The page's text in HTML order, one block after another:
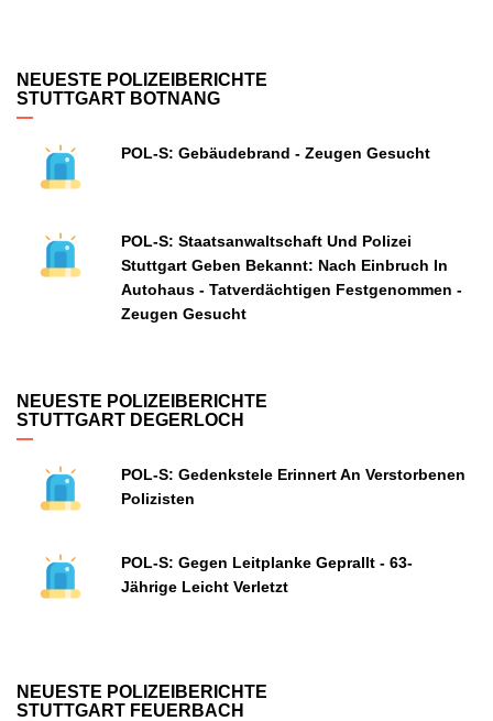
NEUESTE POLIZEIBERICHTE
STUTTGART BOTNANG
POL-S: Gebäudebrand - Zeugen Gesucht
POL-S: Staatsanwaltschaft Und Polizei
Stuttgart Geben Bekannt: Nach Einbruch In
Autohaus - Tatverdächtigen Festgenommen -
Zeugen Gesucht
NEUESTE POLIZEIBERICHTE
STUTTGART DEGERLOCH
POL-S: Gedenkstele Erinnert An Verstorbenen
Polizisten
POL-S: Gegen Leitplanke Geprallt - 63-
Jährige Leicht Verletzt
NEUESTE POLIZEIBERICHTE
STUTTGART FEUERBACH